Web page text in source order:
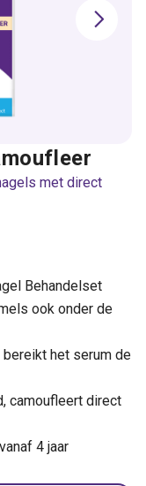
met direct
Behandelset
ook onder de
bereikt het serum de
camoufleert direct
4 jaar